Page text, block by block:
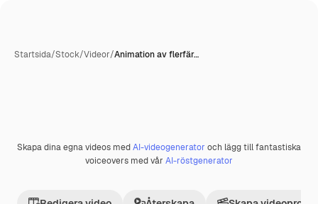
Startsida/Stock/Videor/Animation av flerfär…
Premie
Skapa dina egna videos medAI-videogenerator och lägg till fantastiska
voiceovers med vår AI-röstgenerator